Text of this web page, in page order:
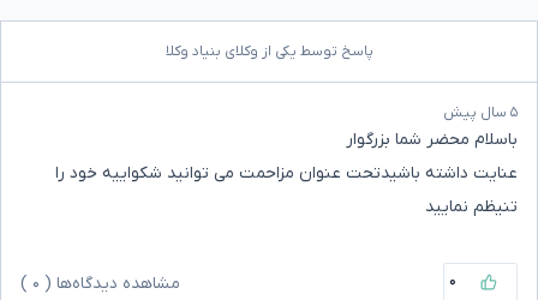
پاسخ توسط یکی از وکلای بنیاد وکلا
۵ سال پیش
باسلام محضر شما بزرگوار
عنایت داشته باشیدتحت عنوان مزاحمت می توانید شکواییه خود را
تنیظم نمایید
۰ مشاهده دیدگاه‌ها ( ۰